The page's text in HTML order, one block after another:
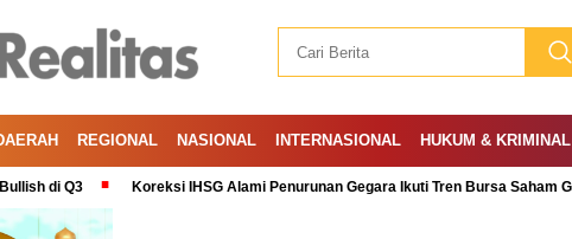
REGIONAL NASIONAL INTERNASIONAL HUKUM & KRIMINAL
Koreksi IHSG Alami Penurunan Gegara Ikuti Tren Bursa Saham Global